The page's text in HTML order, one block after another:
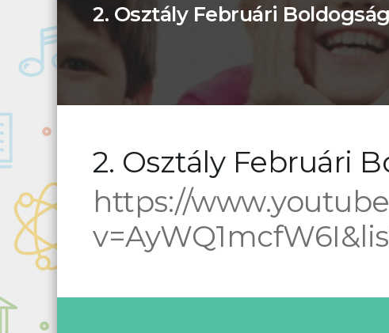
2. Osztály Februári
2. Osztály Februári
https://